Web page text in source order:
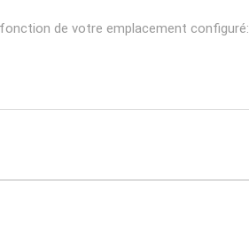
de votre emplacement configuré: